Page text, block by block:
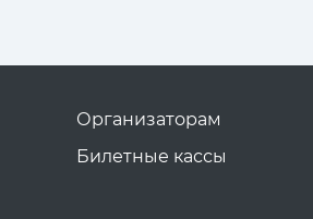
Организаторам
Билетные кассы